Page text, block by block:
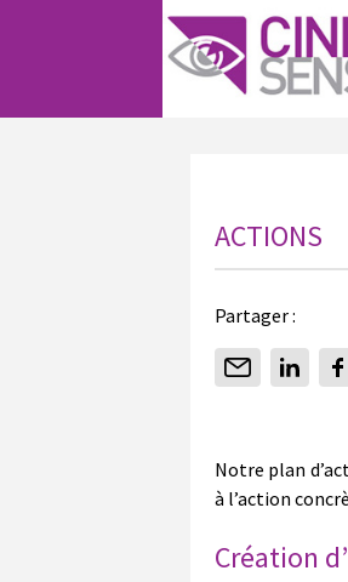
ACTIONS
Partager :
Notre plan
à l’action
Création